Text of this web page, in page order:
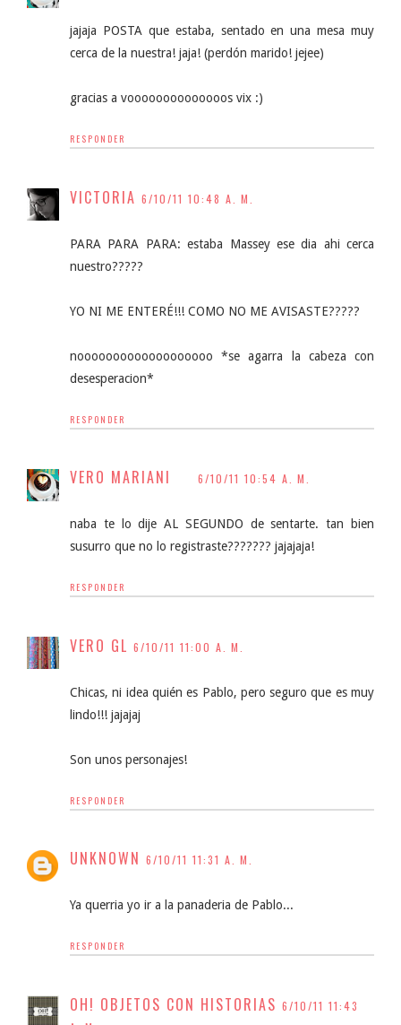
jajaja POSTA que estaba, sentado en una mesa muy
cerca de la nuestra! jaja! (perdón marido! jejee)
gracias a voooooooooooooos vix :)
RESPONDER
VICTORIA 6/10/11 10:48 A. M.
PARA PARA PARA: estaba Massey ese dia ahi cerca
nuestro?????
YO NI ME ENTERÉ!!! COMO NO ME AVISASTE?????
nooooooooooooooooooo *se agarra la cabeza con
desesperacion*
RESPONDER
VERO MARIANI 6/10/11 10:54 A. M.
naba te lo dije AL SEGUNDO de sentarte. tan bien
susurro que no lo registraste??????? jajajaja!
RESPONDER
VERO GL 6/10/11 11:00 A. M.
Chicas, ni idea quién es Pablo, pero seguro que es muy
lindo!!! jajajaj
Son unos personajes!
RESPONDER
UNKNOWN 6/10/11 11:31 A. M.
Ya querria yo ir a la panaderia de Pablo...
RESPONDER
OH! OBJETOS CON HISTORIAS 6/10/11 11:43